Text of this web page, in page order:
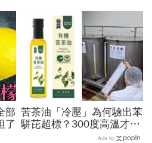
部
了
苦茶油「冷壓」為何驗出苯
駢芘超標？300度高溫才大
量形成，哪個環節出問題？
Ads by